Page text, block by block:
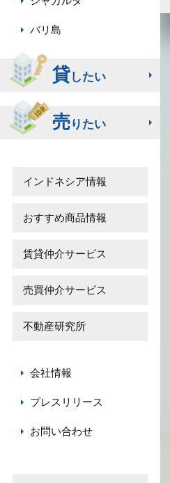
バリ島
貸したい
売りたい
インドネシア情報
おすすめ商品情報
賃貸仲介サービス
売買仲介サービス
不動産研究所
会社情報
プレスリリース
お問い合わせ